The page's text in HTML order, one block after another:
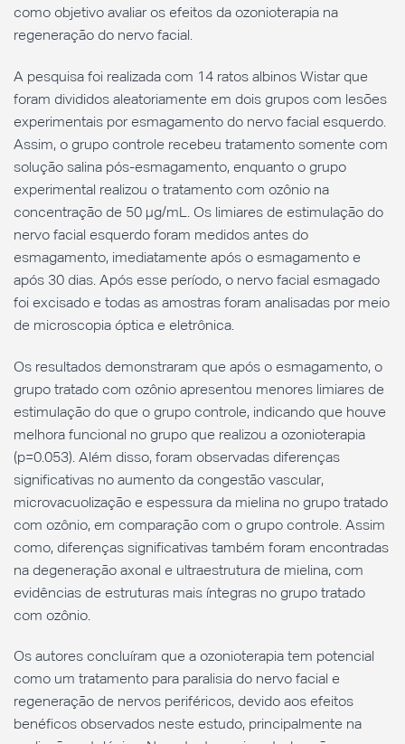
como objetivo avaliar os efeitos da ozonioterapia na
regeneração do nervo facial.
A pesquisa foi realizada com 14 ratos albinos Wistar que
foram divididos aleatoriamente em dois grupos com lesões
experimentais por esmagamento do nervo facial esquerdo.
Assim, o grupo controle recebeu tratamento somente com
solução salina pós-esmagamento, enquanto o grupo
experimental realizou o tratamento com ozônio na
concentração de 50 µg/mL. Os limiares de estimulação do
nervo facial esquerdo foram medidos antes do
esmagamento, imediatamente após o esmagamento e
após 30 dias. Após esse período, o nervo facial esmagado
foi excisado e todas as amostras foram analisadas por meio
de microscopia óptica e eletrônica.
Os resultados demonstraram que após o esmagamento, o
grupo tratado com ozônio apresentou menores limiares de
estimulação do que o grupo controle, indicando que houve
melhora funcional no grupo que realizou a ozonioterapia
(p=0.053). Além disso, foram observadas diferenças
significativas no aumento da congestão vascular,
microvacuolização e espessura da mielina no grupo tratado
com ozônio, em comparação com o grupo controle. Assim
como, diferenças significativas também foram encontradas
na degeneração axonal e ultraestrutura de mielina, com
evidências de estruturas mais íntegras no grupo tratado
com ozônio.
Os autores concluíram que a ozonioterapia tem potencial
como um tratamento para paralisia do nervo facial e
regeneração de nervos periféricos, devido aos efeitos
benéficos observados neste estudo, principalmente na